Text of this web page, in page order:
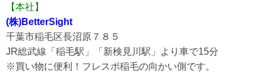
【本社】
(株)BetterSight
千葉市稲毛区長沼原７８５
JR総武線「稲毛駅」「新検見川駅」より車で15分
※買い物に便利！フレスポ稲毛の向かい側です。